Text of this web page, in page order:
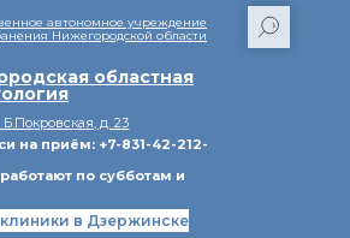
автономное учреждение
Нижегородской области
областная
на приём: +7-831-42-212-
по субботам и
Б.Покровская, д. 23
в Дзержинске